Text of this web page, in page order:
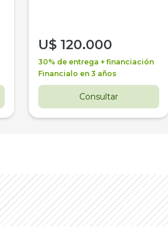
U$ 120.000
30% de entrega + financiación
Financialo en 3 años
Consultar